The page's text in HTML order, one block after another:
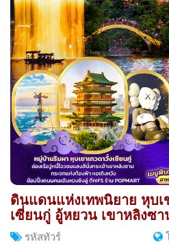
ดินแดนแห่งเทพนิยาย หุบเ
เซี่ยนกู่ อู้หยวน เขาหลิงซ
รหัสทัวร์